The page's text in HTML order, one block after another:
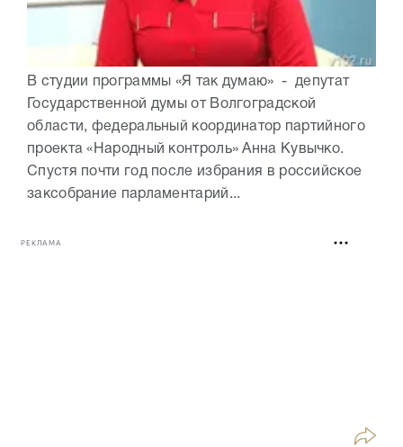
В студии программы «Я так думаю» - депутат
Государственной думы от Волгоградской
области, федеральный координатор партийного
проекта «Народный контроль» Анна Кувычко.
Спустя почти год после избрания в российское
заксобрание парламентарий...
РЕКЛАМА